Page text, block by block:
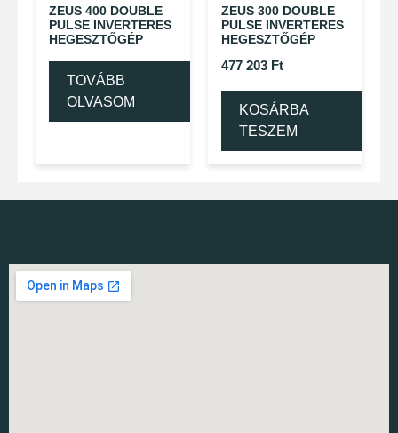
ZEUS 400 DOUBLE
PULSE INVERTERES
HEGESZTŐGÉP
TOVÁBB
OLVASOM
ZEUS 300 DOUBLE
PULSE INVERTERES
HEGESZTŐGÉP
477 203 Ft
KOSÁRBA
TESZEM